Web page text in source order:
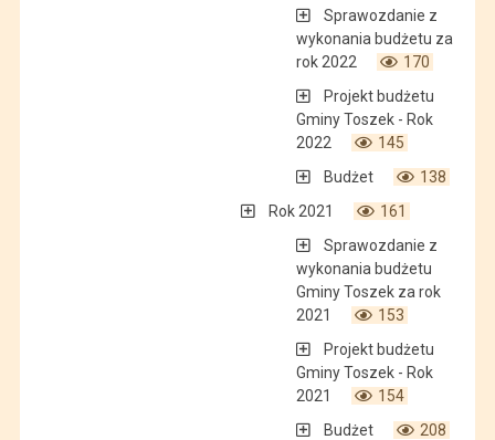
Sprawozdanie z
wykonania budżetu za
rok 2022
170
Projekt budżetu
Gminy Toszek - Rok
2022
145
Budżet
138
Rok 2021
161
Sprawozdanie z
wykonania budżetu
Gminy Toszek za rok
2021
153
Projekt budżetu
Gminy Toszek - Rok
2021
154
Budżet
208